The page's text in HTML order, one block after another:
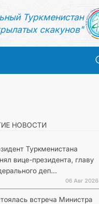
Туркменистан
скакунов"
НОВОСТИ
Туркменистана
вице-президента, главу
деп...
06 Авг 2026
встреча Министра